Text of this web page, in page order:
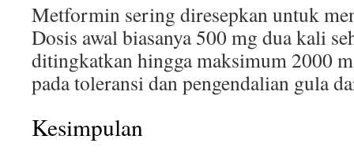
Metformin sering diresepkan untuk
Dosis awal biasanya 500 mg dua kali
ditingkatkan hingga maksimum 2000
pada toleransi dan pengendalian gula
Kesimpulan